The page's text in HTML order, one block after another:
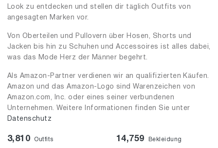
Look zu entdecken und stellen dir täglich Outfits von
angesagten Marken vor.
Von Oberteilen und Pullovern über Hosen, Shorts und
Jacken bis hin zu Schuhen und Accessoires ist alles dabei,
was das Mode Herz der Männer begehrt.
Als Amazon-Partner verdienen wir an qualifizierten Käufen.
Amazon und das Amazon-Logo sind Warenzeichen von
Amazon.com, Inc. oder eines seiner verbundenen
Unternehmen. Weitere Informationen finden Sie unter
Datenschutz
3,810 Outfits 14,759 Bekleidung